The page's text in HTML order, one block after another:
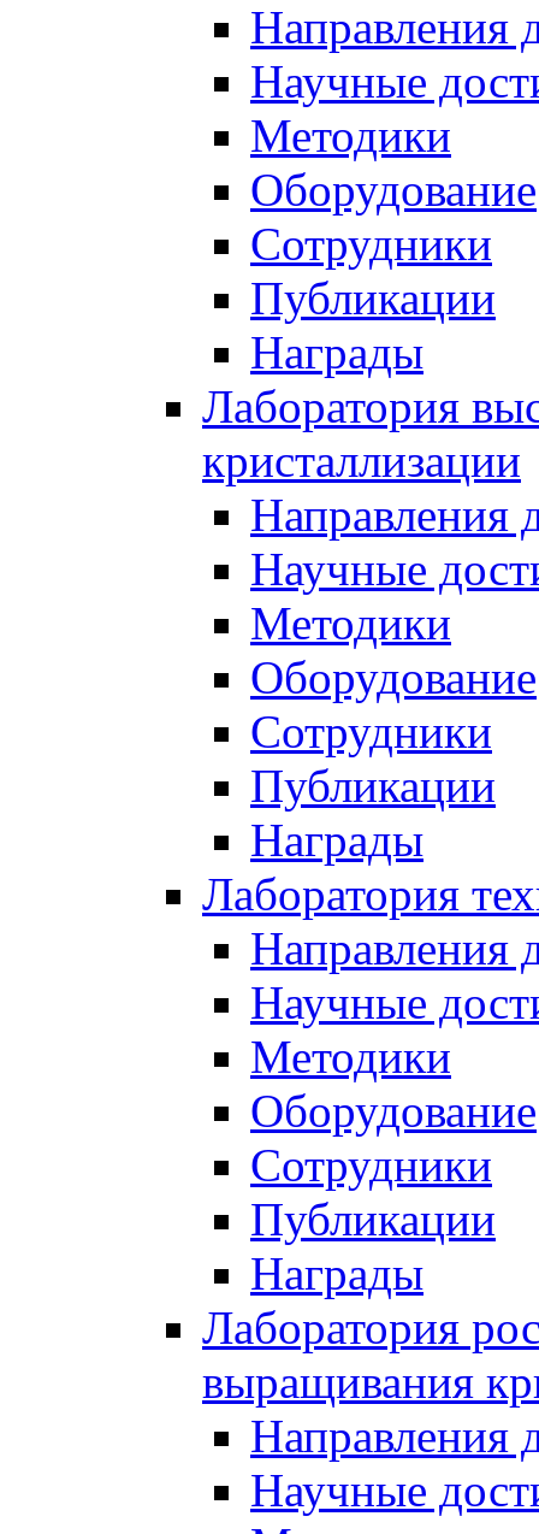
Направления
Научные
Методики
Оборудование
Сотрудники
Публикации
Награды
Лаборатория
кристаллизации
Направления
Научные
Методики
Оборудование
Сотрудники
Публикации
Награды
Лаборатория
Направления
Научные
Методики
Оборудование
Сотрудники
Публикации
Награды
Лаборатория
выращивания
Направления
Научные